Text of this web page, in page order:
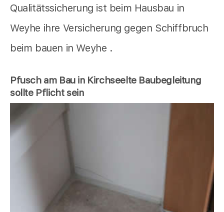
Qualitätssicherung ist beim Hausbau in
Weyhe ihre Versicherung gegen Schiffbruch
beim bauen in Weyhe .
Pfusch am Bau in Kirchseelte Baubegleitung
sollte Pflicht sein